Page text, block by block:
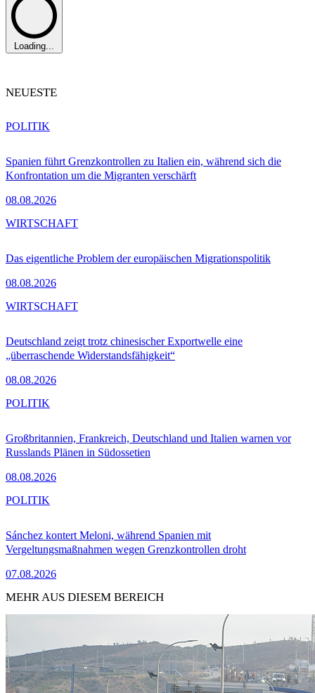
Loading...
NEUESTE
Spanien führt Grenzkontrollen zu Italien ein, während sich die
Konfrontation um die Migranten verschärft
08.08.2026
POLITIK
Das eigentliche Problem der europäischen Migrationspolitik
08.08.2026
WIRTSCHAFT
Deutschland zeigt trotz chinesischer Exportwelle eine
„überraschende Widerstandsfähigkeit“
08.08.2026
WIRTSCHAFT
Großbritannien, Frankreich, Deutschland und Italien warnen vor
Russlands Plänen in Südossetien
08.08.2026
POLITIK
Sánchez kontert Meloni, während Spanien mit
Vergeltungsmaßnahmen wegen Grenzkontrollen droht
07.08.2026
POLITIK
MEHR AUS DIESEM BEREICH